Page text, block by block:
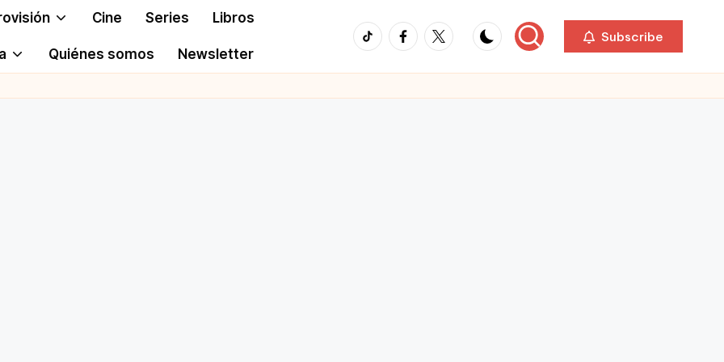
Cine Series Libros
Quiénes somos Newsletter
TikTokFacebook
Twitter Subscribe